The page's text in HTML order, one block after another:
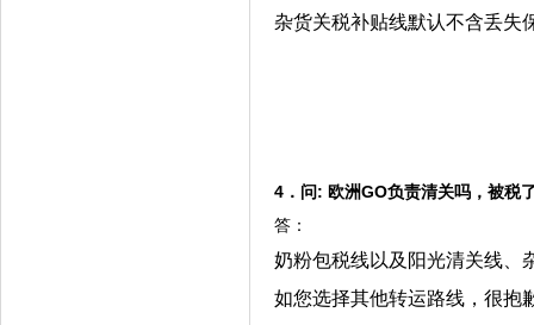
杂货关税补贴线默认不含丢失
4．问: 欧洲GO负责清关吗，被税
答：
奶粉包税线以及阳光清关线、
如您选择其他转运路线，很抱